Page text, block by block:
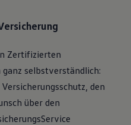
Zertifizierten
ganz selbstverständlich:
den
über den